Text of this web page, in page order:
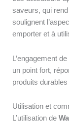
saveurs, qui rend
soulignent
emporter et à
L’engagement
un point fort,
produits
Utilisation et
L’utilisation de